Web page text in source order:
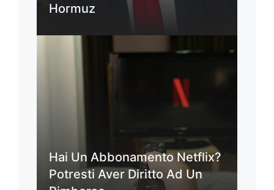
Hormuz
Hai Un Abbonamento Netflix?
Potresti Aver Diritto Ad Un